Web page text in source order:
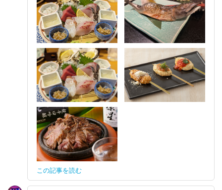
この記事を読む